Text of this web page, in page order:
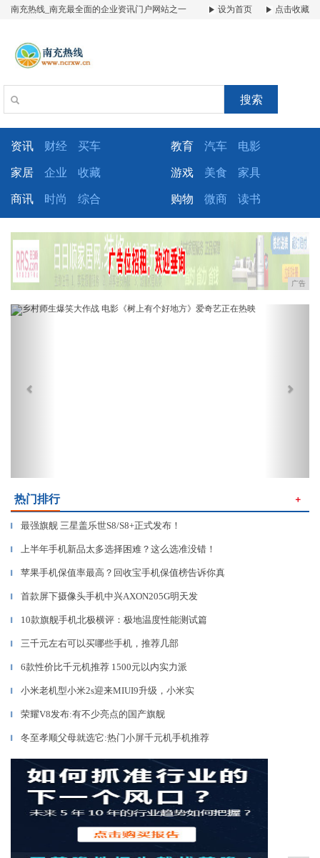
南充热线_南充最全面的企业资讯门户网站之一 设为首页 点击收藏
搜索
资讯 财经 买车 教育 汽车 电影
家居 企业 收藏 游戏 美食 家具
商讯 时尚 综合 购物 微商 读书
广告
Previous
热门排行 ＋
▎ 最强旗舰 三星盖乐世S8/S8+正式发布！
▎ 上半年手机新品太多选择困难？这么选准没错！
▎ 苹果手机保值率最高？回收宝手机保值榜告诉你真
▎ 首款屏下摄像头手机中兴AXON205G明天发
▎ 10款旗舰手机北极横评：极地温度性能测试篇
▎ 三千元左右可以买哪些手机，推荐几部
▎ 6款性价比千元机推荐 1500元以内实力派
▎ 小米老机型小米2s迎来MIUI9升级，小米实
▎ 荣耀V8发布:有不少亮点的国产旗舰
▎ 冬至孝顺父母就选它:热门小屏千元机手机推荐